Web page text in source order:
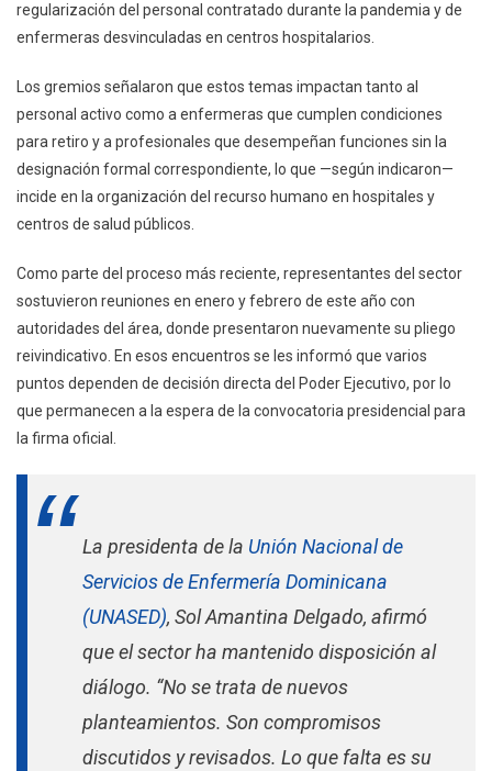
regularización del personal contratado durante la pandemia y de
enfermeras desvinculadas en centros hospitalarios.
Los gremios señalaron que estos temas impactan tanto al
personal activo como a enfermeras que cumplen condiciones
para retiro y a profesionales que desempeñan funciones sin la
designación formal correspondiente, lo que —según indicaron—
incide en la organización del recurso humano en hospitales y
centros de salud públicos.
Como parte del proceso más reciente, representantes del sector
sostuvieron reuniones en enero y febrero de este año con
autoridades del área, donde presentaron nuevamente su pliego
reivindicativo. En esos encuentros se les informó que varios
puntos dependen de decisión directa del Poder Ejecutivo, por lo
que permanecen a la espera de la convocatoria presidencial para
la firma oficial.
La presidenta de la Unión Nacional de
Servicios de Enfermería Dominicana
(UNASED), Sol Amantina Delgado, afirmó
que el sector ha mantenido disposición al
diálogo. “No se trata de nuevos
planteamientos. Son compromisos
discutidos y revisados. Lo que falta es su